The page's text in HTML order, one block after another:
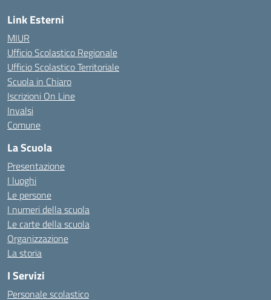
Link Esterni
MIUR
Ufficio Scolastico Regionale
Ufficio Scolastico Territoriale
Scuola in Chiaro
Iscrizioni On Line
Invalsi
Comune
La Scuola
Presentazione
I luoghi
Le persone
I numeri della scuola
Le carte della scuola
Organizzazione
La storia
I Servizi
Personale scolastico